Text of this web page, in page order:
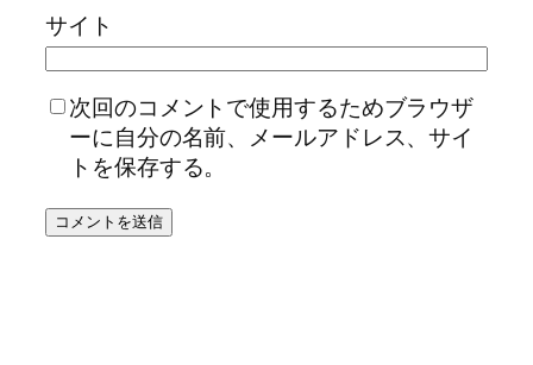
サイト
次回のコメントで使用するためブラウザ
ーに自分の名前、メールアドレス、サイ
トを保存する。